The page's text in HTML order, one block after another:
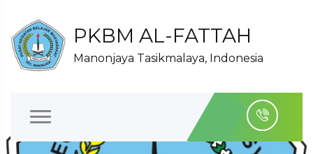
PKBM AL-FATTAH
Manonjaya Tasikmalaya, Indonesia